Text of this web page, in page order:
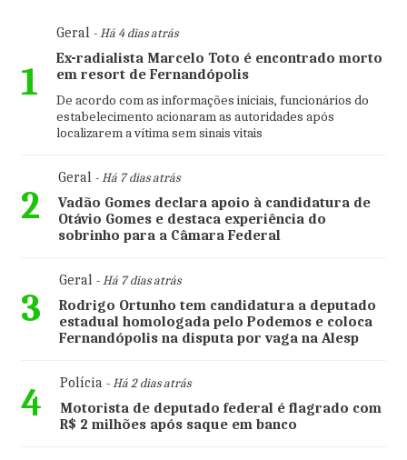
1
Geral- Há 4 dias atrás
Ex-radialista Marcelo Toto é encontrado morto
em resort de Fernandópolis
De acordo com as informações iniciais, funcionários do
estabelecimento acionaram as autoridades após
localizarem a vítima sem sinais vitais
2
Geral- Há 7 dias atrás
Vadão Gomes declara apoio à candidatura de
Otávio Gomes e destaca experiência do
sobrinho para a Câmara Federal
3
Geral- Há 7 dias atrás
Rodrigo Ortunho tem candidatura a deputado
estadual homologada pelo Podemos e coloca
Fernandópolis na disputa por vaga na Alesp
4 Polícia- Há 2 dias atrás
Motorista de deputado federal é flagrado com
R$ 2 milhões após saque em banco